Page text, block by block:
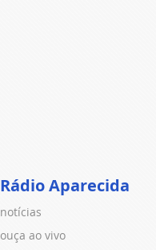
Rádio Aparecida
notícias
ouça ao vivo